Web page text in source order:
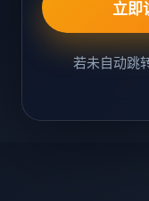
立即
若未自动跳